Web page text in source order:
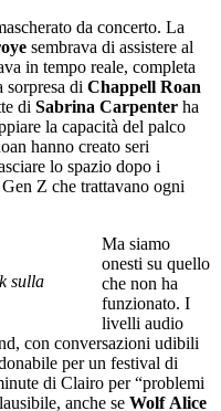
da concerto. La
sembrava di assistere al
in tempo reale, completa
sorpresa di Chappell Roan
di Sabrina Carpenter ha
la capacità del palco
hanno creato seri
lo spazio dopo i
Z che trattavano ogni
sulla
Ma siamo
onesti su quello
che non ha
funzionato. I
livelli audio
con conversazioni udibili
per un festival di
di Clairo per “problemi
anche se Wolf Alice